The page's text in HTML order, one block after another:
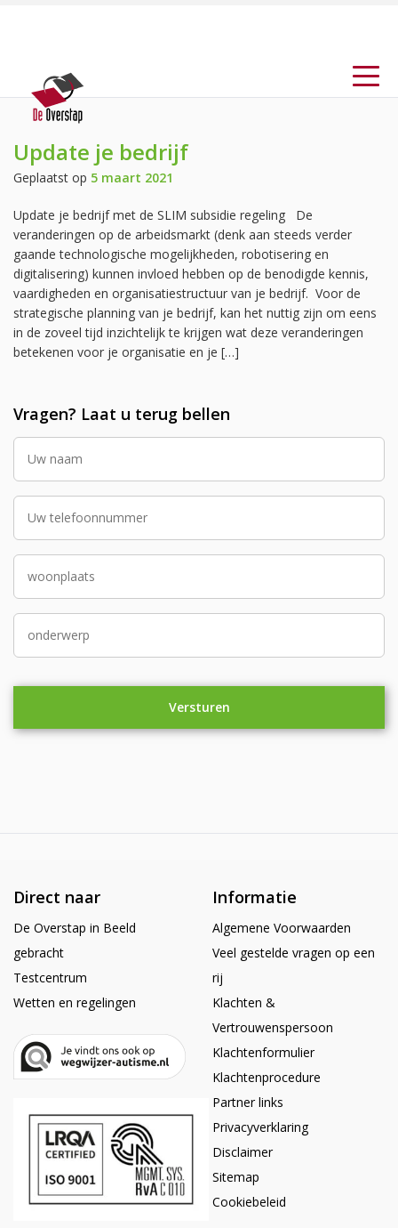
Update je bedrijf
Geplaatst op 5 maart 2021
Update je bedrijf met de SLIM subsidie regeling De
veranderingen op de arbeidsmarkt (denk aan steeds verder
gaande technologische mogelijkheden, robotisering en
digitalisering) kunnen invloed hebben op de benodigde kennis,
vaardigheden en organisatiestructuur van je bedrijf. Voor de
strategische planning van je bedrijf, kan het nuttig zijn om eens
in de zoveel tijd inzichtelijk te krijgen wat deze veranderingen
betekenen voor je organisatie en je […]
Vragen? Laat u terug bellen
Direct naar
De Overstap in Beeld
gebracht
Testcentrum
Wetten en regelingen
Informatie
Algemene Voorwaarden
Veel gestelde vragen op een
rij
Klachten &
Vertrouwenspersoon
Klachtenformulier
Klachtenprocedure
Partner links
Privacyverklaring
Disclaimer
Sitemap
Cookiebeleid